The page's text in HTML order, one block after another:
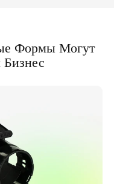
Формы Могут